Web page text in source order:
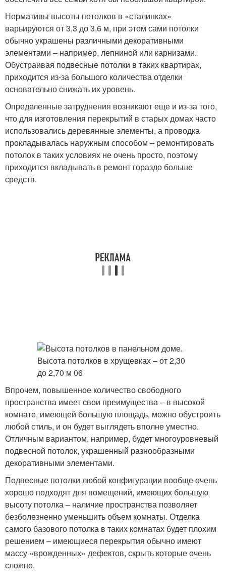
Нормативы высоты потолков в «сталинках»
варьируются от 3,3 до 3,6 м, при этом сами потолки
обычно украшены различными декоративными
элементами – например, лепниной или карнизами.
Обустраивая подвесные потолки в таких квартирах,
приходится из-за большого количества отделки
основательно снижать их уровень.
Определенные затруднения возникают еще и из-за того,
что для изготовления перекрытий в старых домах часто
использовались деревянные элементы, а проводка
прокладывалась наружным способом – ремонтировать
потолок в таких условиях не очень просто, поэтому
приходится вкладывать в ремонт гораздо больше
средств.
Впрочем, повышенное количество свободного
пространства имеет свои преимущества – в высокой
комнате, имеющей большую площадь, можно обустроить
любой стиль, и он будет выглядеть вполне уместно.
Отличным вариантом, например, будет многоуровневый
подвесной потолок, украшенный разнообразными
декоративными элементами.
Подвесные потолки любой конфигурации вообще очень
хорошо подходят для помещений, имеющих большую
высоту потолка – наличие пространства позволяет
безболезненно уменьшить объем комнаты. Отделка
самого базового потолка в таких комнатах будет плохим
решением – имеющиеся перекрытия обычно имеют
массу «врожденных» дефектов, скрыть которые очень
сложно.